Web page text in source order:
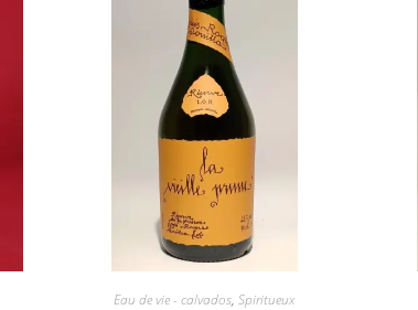
Eau de vie - calvados,Spiritueux